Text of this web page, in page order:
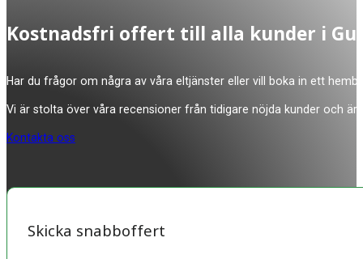
Kostnadsfri offert till alla kunder i
Har du frågor om några av våra eltjänster eller vill boka in ett
Vi är stolta över våra recensioner från tidigare nöjda kunder och
Kontakta oss
Skicka snabboffert